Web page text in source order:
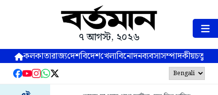
৭ আগস্ট, ২০২৬
কলকাতারাজ্যদেশবিদেশখেলাবিনোদনব্যবসাসম্পাদকীয়